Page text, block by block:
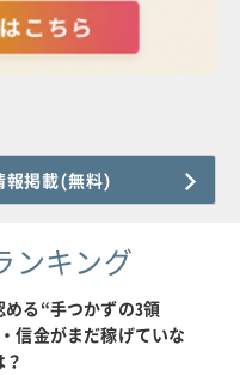
報掲載(無料)
ンキング
める“手つかずの3領
信金がまだ稼げていな